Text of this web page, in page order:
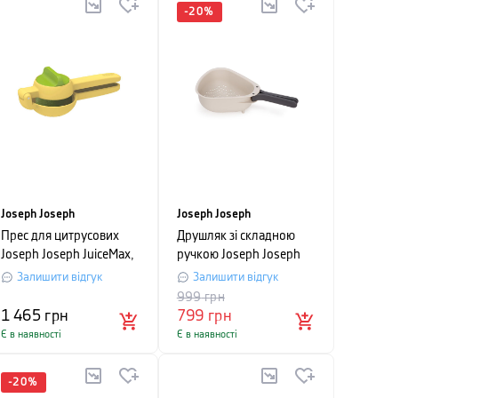
Joseph Joseph
Прес для цитрусових
Joseph Joseph JuiceMax,
22х10х8 см, жовтий
Залишити відгук
1 465 грн
Є в наявності
-20%
Joseph Joseph
Друшляк зі складною
ручкою Joseph Joseph
Droplet, 10x36,7x20 см,
біло-сірий
Залишити відгук
799 грн
999грн
Є в наявності
-20%